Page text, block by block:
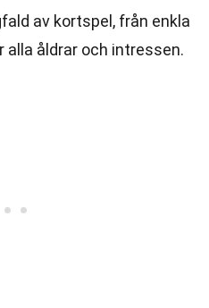
av kortspel, från enkla
alla åldrar och intressen.